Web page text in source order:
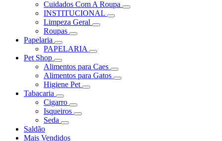
Cuidados Com A Roupa
INSTITUCIONAL
Limpeza Geral
Roupas
Papelaria
PAPELARIA
Pet Shop
Alimentos para Caes
Alimentos para Gatos
Higiene Pet
Tabacaria
Cigarro
Isqueiros
Seda
Saldão
Mais Vendidos